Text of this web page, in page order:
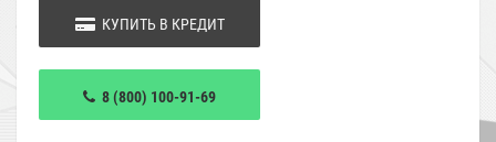
КУПИТЬ В КРЕДИТ
8 (800) 100-91-69